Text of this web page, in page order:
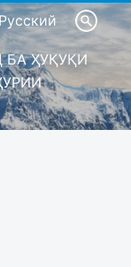
Русский
БА ҲУҚУҚИ